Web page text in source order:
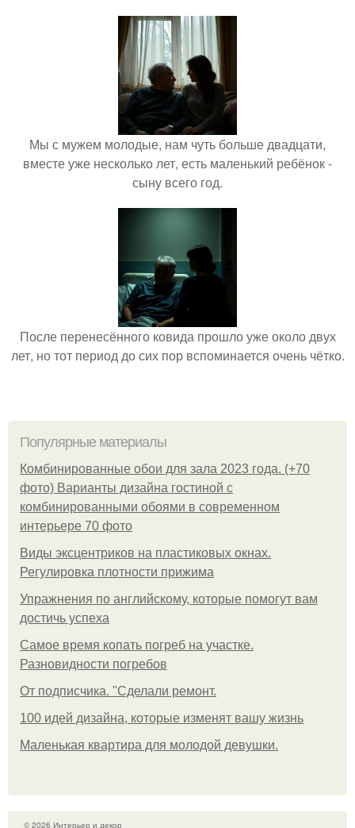
Мы с мужем молодые, нам чуть больше двадцати,
вместе уже несколько лет, есть маленький ребёнок -
сыну всего год.
После перенесённого ковида прошло уже около двух
лет, но тот период до сих пор вспоминается очень чётко.
Популярные материалы
Комбинированные обои для зала 2023 года. (+70
фото) Варианты дизайна гостиной с
комбинированными обоями в современном
интерьере 70 фото
Виды эксцентриков на пластиковых окнах.
Регулировка плотности прижима
Упражнения по английскому, которые помогут вам
достичь успеха
Самое время копать погреб на участке.
Разновидности погребов
От подписчика. "Сделали ремонт.
100 идей дизайна, которые изменят вашу жизнь
Маленькая квартира для молодой девушки.
© 2026 Интерьер и декор